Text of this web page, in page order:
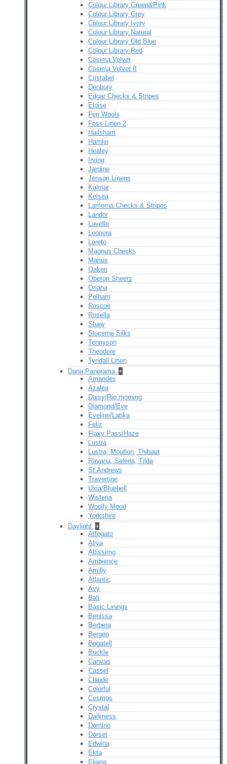
Colour Library Green&Pink
Colour Library Grey
Colour Library Ivory
Colour Library Natural
Colour Library Old Blue
Colour Library Red
Cosima Velvet
Cosima Velvet II
Cristabel
Denbury
Edgar Checks & Stripes
Eloise
Fen Wools
Foss Linen 2
Hailsham
Hamlin
Healey
Irving
Jardine
Jenson Linens
Kalmar
Kelsea
Lamorna Checks & Stripes
Landor
Lavelle
Leonora
Loreto
Magnus Checks
Marius
Oaken
Oberon Sheers
Oriana
Pelham
Roscoe
Rosella
Shaw
Slucerne Silks
Tennyson
Theodore
Tyndall Linen
Dana Panorama +
Amandes
Azalea
Daisy/Rio morning
Diamond/Eve
Eveline/Latika
Feliz
Flaxy Pass/Haze
Lustra
Lustra, Moutlon, Thibaut
Ravana, Selena, Tilda
St.Andrews
Travertine
Uxia/Bluebell
Wisteria
Woolly Mood
Yorkshire
Daylight +
Affogato
Aliya
Altissimo
Ambience
Amilly
Atlantic
Avy
Bali
Basic Linings
Benissa
Berbera
Bergen
Bogatell
Buckle
Canvas
Cassel
Claude
Colorful
Cosmos
Crystal
Darkness
Domino
Dorset
Edwina
Ekta
Eliana